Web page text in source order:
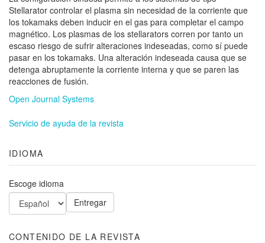
Stellarator controlar el plasma sin necesidad de la corriente que
los tokamaks deben inducir en el gas para completar el campo
magnético. Los plasmas de los stellarators corren por tanto un
escaso riesgo de sufrir alteraciones indeseadas, como sí puede
pasar en los tokamaks. Una alteración indeseada causa que se
detenga abruptamente la corriente interna y que se paren las
reacciones de fusión.
Open Journal Systems
Servicio de ayuda de la revista
IDIOMA
Escoge idioma
CONTENIDO DE LA REVISTA